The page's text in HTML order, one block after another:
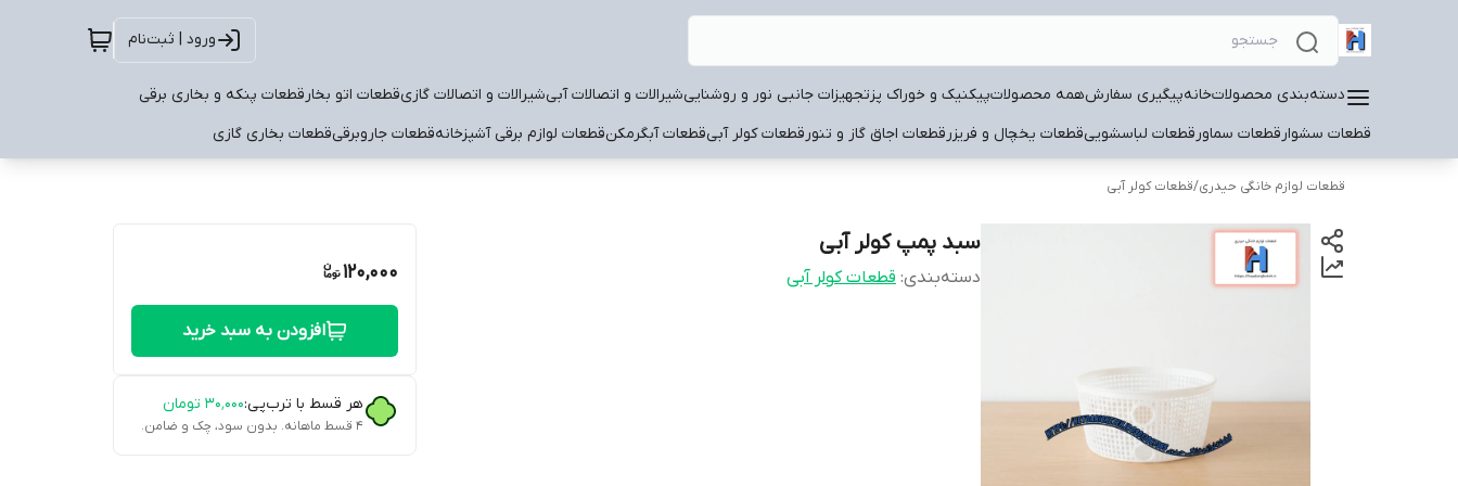
ورود | ثبت‌نام
دسته‌بندی محصولاتخانهپیگیری سفارشهمه محصولاتپیکنیک و خوراک پزتجهیزات جانبی نور و روشناییشیرالات و اتصالات آبیشیرالات و اتصالات گازیقطعات اتو بخارقطعات پنکه و بخاری برقی
قطعات سشوارقطعات سماورقطعات لباسشوییقطعات یخچال و فریزرقطعات اجاق گاز و تنورقطعات کولر آبیقطعات آبگرمکنقطعات لوازم برقی آشپزخانهقطعات جاروبرقیقطعات بخاری گازی
قطعات لوازم خانگی حیدری/قطعات کولر آبی
سبد پمپ کولر آبی
دسته‌بندی: قطعات کولر آبی 120,000
افزودن به سبد خرید
هر قسط با ترب‌پی:۳۰٬۰۰۰ تومان
۴ قسط ماهانه. بدون سود، چک و ضامن.